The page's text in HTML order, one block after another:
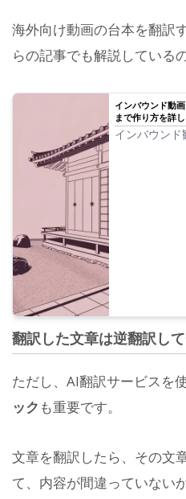
海外向け動画の台本を翻訳
らの記事でも解説している
インバウンド動
まで作り方を詳
インバウンド
翻訳した文章は逆翻訳し
ただし、AI翻訳サービスを
ック も重要です。
文章を翻訳したら、その文
て、内容が間違っていない